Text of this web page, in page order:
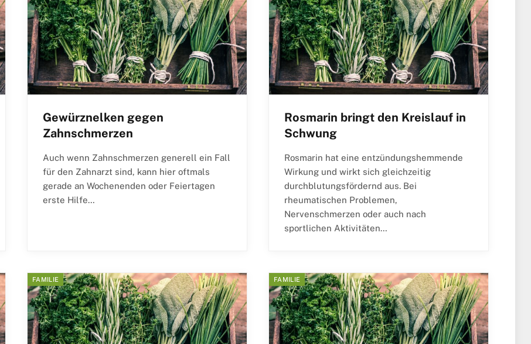
Gewürznelken gegen
Zahnschmerzen
Auch wenn Zahnschmerzen generell ein Fall
für den Zahnarzt sind, kann hier oftmals
gerade an Wochenenden oder Feiertagen
erste Hilfe…
Rosmarin bringt den Kreislauf in
Schwung
Rosmarin hat eine entzündungshemmende
Wirkung und wirkt sich gleichzeitig
durchblutungsfördernd aus. Bei
rheumatischen Problemen,
Nervenschmerzen oder auch nach
sportlichen Aktivitäten…
FAMILIE FAMILIE